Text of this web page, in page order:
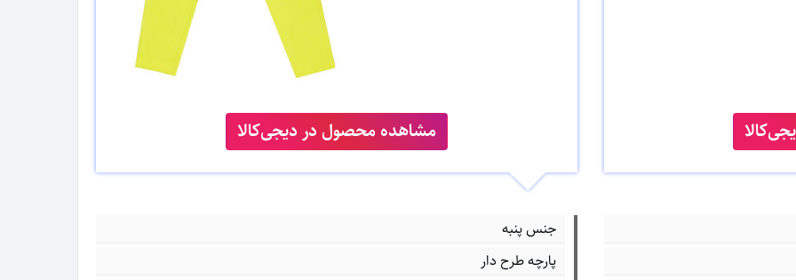
مشاهده محصول در دیجی‌کالا
جنس پنبه
پارچه طرح دار